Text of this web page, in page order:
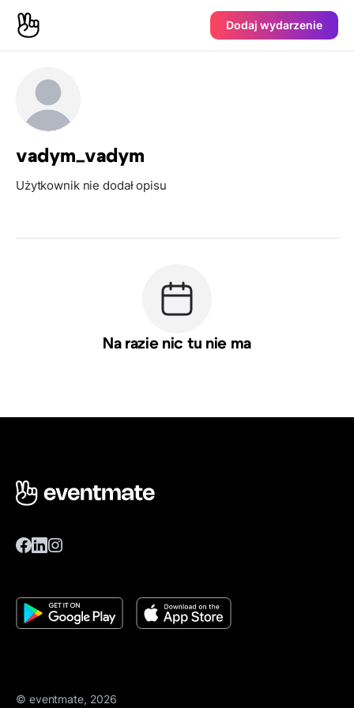
Dodaj wydarzenie
vadym_vadym
Użytkownik nie dodał opisu
Na razie nic tu nie ma
© eventmate, 2026